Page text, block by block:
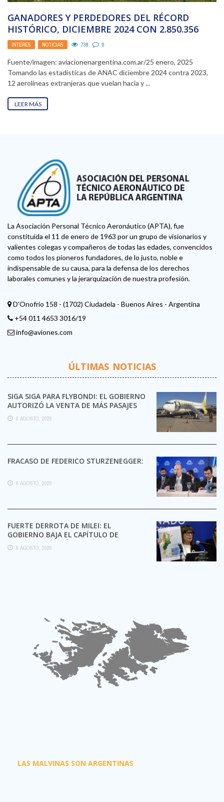
GANADORES Y PERDEDORES DEL RÉCORD
HISTÓRICO, DICIEMBRE 2024 CON 2.850.356
PASAJEROS TRANSPORTADOS. EN EL
INTERNACIONAL ...
INTERÉS , NOTICIAS 738 0
Fuente/imagen: aviacionenargentina.com.ar/25 enero, 2025
Tomando las estadísticas de ANAC diciembre 2024 contra 2023,
12 aerolíneas extranjeras que vuelan hacia y ...
LEER MÁS
La Asociación Personal Técnico Aeronáutico (APTA), fue
constituida el 11 de enero de 1963 por un grupo de visionarios y
valientes colegas y compañeros de todas las edades, convencidos
como todos los pioneros fundadores, de lo justo, noble e
indispensable de su causa, para la defensa de los derechos
laborales comunes y la jerarquización de nuestra profesión.
D'Onofrio 158 - (1702) Ciudadela - Buenos Aires - Argentina
+54 011 4653 3016/19
info@aviones.com
ÚLTIMAS NOTICIAS
SIGA SIGA PARA FLYBONDI: EL GOBIERNO
AUTORIZÓ LA VENTA DE MÁS PASAJES
6 AGOSTO, 2026
FRACASO DE FEDERICO STURZENEGGER:
6 AGOSTO, 2026
FUERTE DERROTA DE MILEI: EL
GOBIERNO BAJA EL CAPÍTULO DE
EXTRANJERIZACIÓN DE TIERRAS
6 AGOSTO, 2026
LAS MALVINAS SON ARGENTINAS